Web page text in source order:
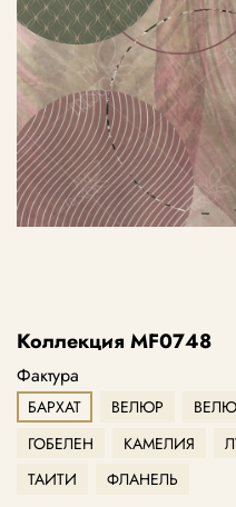
Коллекция MF0748
Фактура
БАРХАТ ВЕЛЮР
ГОБЕЛЕН
КАМЕЛИЯ
ТАИТИ
ФЛАНЕЛЬ